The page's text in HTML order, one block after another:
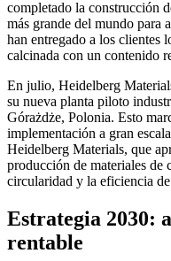
completado la construcción
más grande del mundo para
han entregado a los clientes
calcinada con un contenido
En julio, Heidelberg
su nueva planta piloto
Górażdże, Polonia. Esto
implementación a gran
Heidelberg Materials, que
producción de materiales de
circularidad y la eficiencia
Estrategia 2030:
rentable